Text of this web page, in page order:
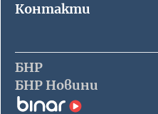
Контакти
БНР
БНР Новини